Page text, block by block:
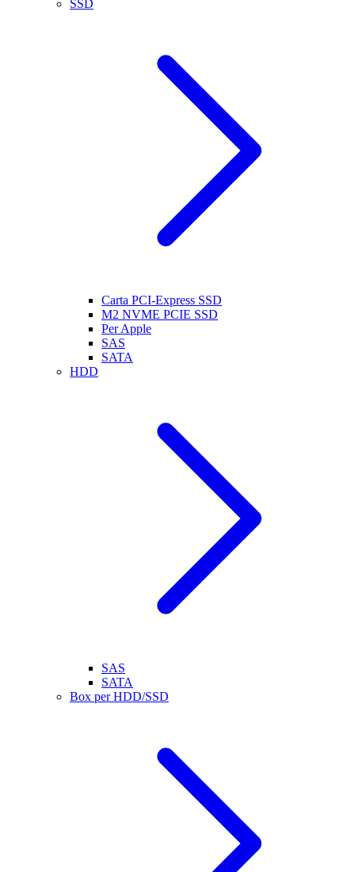
SSD
Carta PCI-Express SSD
M2 NVME PCIE SSD
Per Apple
SAS
SATA
HDD
SAS
SATA
Box per HDD/SSD